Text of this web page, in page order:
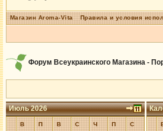
Магазин Aroma-Vita Правила и условия
Форум Всеукраинского Магазина -
Июль 2026
В П В С Ч П С